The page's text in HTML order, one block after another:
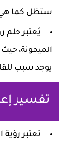
ستظل كما هي
يُعتبر حلم
الميمونة، حيث
يوجد سبب
تفسير
تعتبر